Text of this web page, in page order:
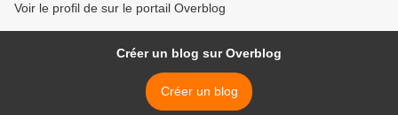
Voir le profil de sur le portail Overblog
Créer un blog sur Overblog
Créer un blog